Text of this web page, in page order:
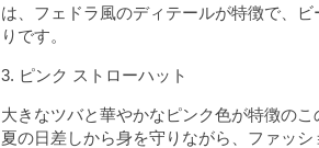
は、フェドラ風のディテールが特徴で、
りです。
3. ピンク ストローハット
大きなツバと華やかなピンク色が特徴の
夏の日差しから身を守りながら、ファッ